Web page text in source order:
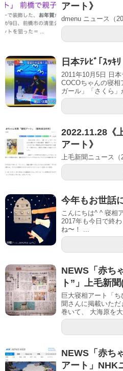
アート》
dmenu ニュース（
日本ﾃﾚﾋﾞ｢ｽｯｷﾘ
2011年10月5日 日
COCOちゃんの寝相
ガール」「さくら」
2022.11.28《
アート》
上毛新聞ニュース
今年もお世話
こんにちは^ ^ 寝相
2017年も今日で終
ね〜！ ...
NEWS「赤ち
ト”」上毛新
巨大寝相アート「
聞さんに掲載いた
巻いて、 大海原を大
NEWS「赤ち
アート」NHK